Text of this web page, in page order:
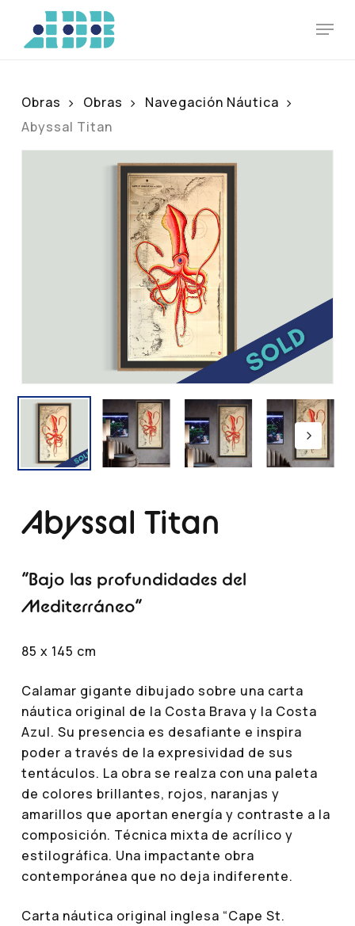
main
Obras Obras
Navegación Náutica
Abyssal Titan
Abyssal Titan
“Bajo las profundidades del
Mediterráneo”
85 x 145 cm
Calamar gigante dibujado sobre una carta
náutica original de la Costa Brava y la Costa
Azul. Su presencia es desafiante e inspira
poder a través de la expresividad de sus
tentáculos. La obra se realza con una paleta
de colores brillantes, rojos, naranjas y
amarillos que aportan energía y contraste a la
composición. Técnica mixta de acrílico y
estilográfica. Una impactante obra
contemporánea que no deja indiferente.
Carta náutica original inglesa “Cape St.